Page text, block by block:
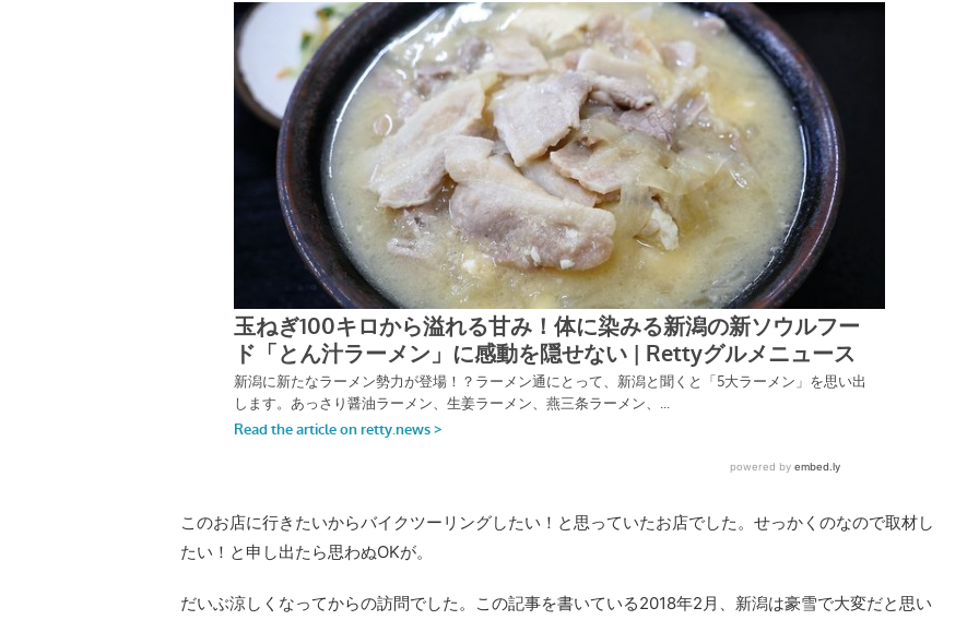
このお店に行きたいからバイクツーリングしたい！と思っていたお店でした。せっかくのなので取材し
たい！と申し出たら思わぬOKが。
だいぶ涼しくなってからの訪問でした。この記事を書いている2018年2月、新潟は豪雪で大変だと思い